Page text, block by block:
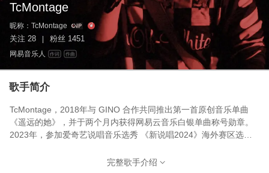
TcMontage
昵称： TcMontage
关注 28 粉丝 1451
网易音乐人 作词 作曲
歌手简介
TcMontage，2018年与 GINO 合作共同推出第一首原创音乐单曲
《遥远的她》，并于两个月内获得网易云音乐白银单曲称号勋章。
2023年，参加爱奇艺说唱音乐选秀 《新说唱2024》海外赛区选
浪》。2024年，受邀参与 《新说唱2024》主节目录制，随后推出
完整歌手介绍